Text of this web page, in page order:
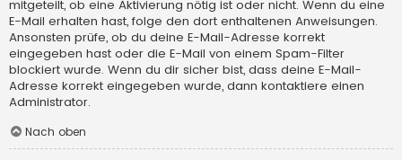
mitgeteilt, ob eine Aktivierung nötig ist oder nicht. Wenn du eine
E-Mail erhalten hast, folge den dort enthaltenen Anweisungen.
Ansonsten prüfe, ob du deine E-Mail-Adresse korrekt
eingegeben hast oder die E-Mail von einem Spam-Filter
blockiert wurde. Wenn du dir sicher bist, dass deine E-Mail-
Adresse korrekt eingegeben wurde, dann kontaktiere einen
Administrator.
Nach oben